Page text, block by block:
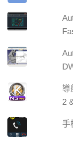
導
2
手